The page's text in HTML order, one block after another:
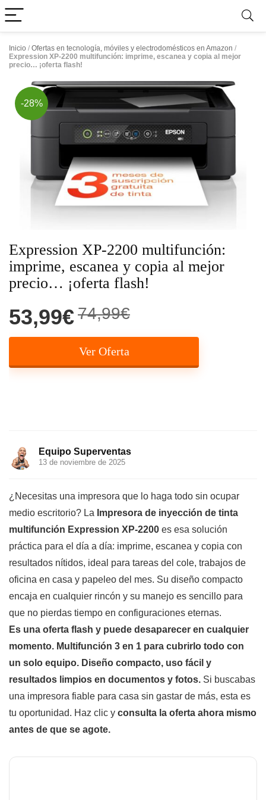
Inicio / Ofertas en tecnología, móviles y electrodomésticos en Amazon /
Expression XP-2200 multifunción: imprime, escanea y copia al mejor
precio… ¡oferta flash!
-28%
Expression XP-2200 multifunción:
imprime, escanea y copia al mejor
precio… ¡oferta flash!
53,99€74,99€
Ver Oferta
Equipo Superventas
13 de noviembre de 2025
¿Necesitas una impresora que lo haga todo sin ocupar
medio escritorio? La Impresora de inyección de tinta
multifunción Expression XP-2200 es esa solución
práctica para el día a día: imprime, escanea y copia con
resultados nítidos, ideal para tareas del cole, trabajos de
oficina en casa y papeleo del mes. Su diseño compacto
encaja en cualquier rincón y su manejo es sencillo para
que no pierdas tiempo en configuraciones eternas.
Es una oferta flash y puede desaparecer en cualquier
momento. Multifunción 3 en 1 para cubrirlo todo con
un solo equipo. Diseño compacto, uso fácil y
resultados limpios en documentos y fotos. Si buscabas
una impresora fiable para casa sin gastar de más, esta es
tu oportunidad. Haz clic y consulta la oferta ahora mismo
antes de que se agote.